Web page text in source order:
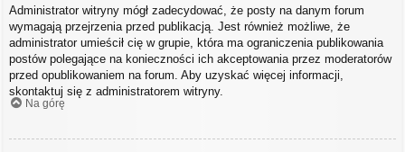
Administrator witryny mógł zadecydować, że posty na danym forum
wymagają przejrzenia przed publikacją. Jest również możliwe, że
administrator umieścił cię w grupie, która ma ograniczenia publikowania
postów polegające na konieczności ich akceptowania przez moderatorów
przed opublikowaniem na forum. Aby uzyskać więcej informacji,
skontaktuj się z administratorem witryny.
Na górę